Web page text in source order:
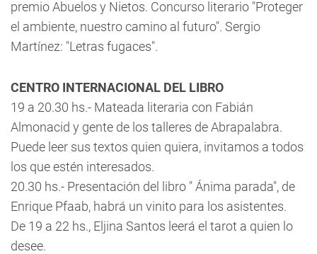
premio Abuelos y Nietos. Concurso literario "Proteger
el ambiente, nuestro camino al futuro". Sergio
Martínez: "Letras fugaces".
CENTRO INTERNACIONAL DEL LIBRO
19 a 20.30 hs.- Mateada literaria con Fabián
Almonacid y gente de los talleres de Abrapalabra.
Puede leer sus textos quien quiera, invitamos a todos
los que estén interesados.
20.30 hs.- Presentación del libro " Ánima parada", de
Enrique Pfaab, habrá un vinito para los asistentes.
De 19 a 22 hs., Eljina Santos leerá el tarot a quien lo
desee.